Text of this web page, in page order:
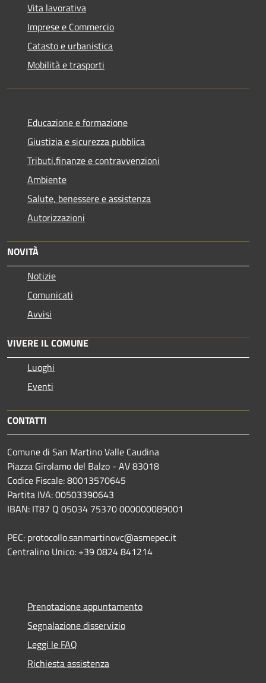
Vita lavorativa
Imprese e Commercio
Catasto e urbanistica
Mobilità e trasporti
Educazione e formazione
Giustizia e sicurezza pubblica
Tributi,finanze e contravvenzioni
Ambiente
Salute, benessere e assistenza
Autorizzazioni
NOVITÀ
Notizie
Comunicati
Avvisi
VIVERE IL COMUNE
Luoghi
Eventi
CONTATTI
Comune di San Martino Valle Caudina
Piazza Girolamo del Balzo - AV 83018
Codice Fiscale: 80013570645
Partita IVA: 00503390643
IBAN: IT87 Q 05034 75370 000000089001
PEC: protocollo.sanmartinovc@asmepec.it
Centralino Unico: +39 0824 841214
Prenotazione appuntamento
Segnalazione disservizio
Leggi le FAQ
Richiesta assistenza